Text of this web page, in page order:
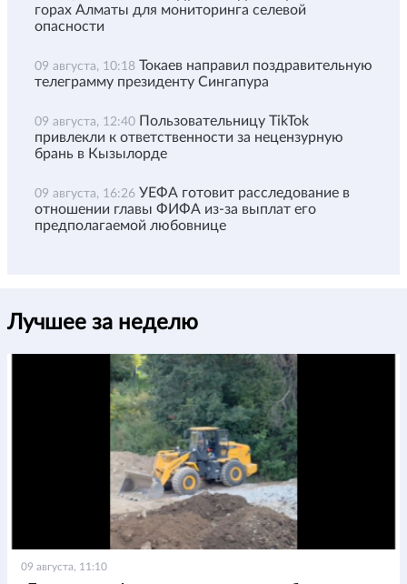
горах Алматы для мониторинга селевой
опасности
09 августа, 10:18 Токаев направил поздравительную
телеграмму президенту Сингапура
09 августа, 12:40 Пользовательницу TikTok
привлекли к ответственности за нецензурную
брань в Кызылорде
09 августа, 16:26 УЕФА готовит расследование в
отношении главы ФИФА из-за выплат его
предполагаемой любовнице
Лучшее за неделю
09 августа, 11:10